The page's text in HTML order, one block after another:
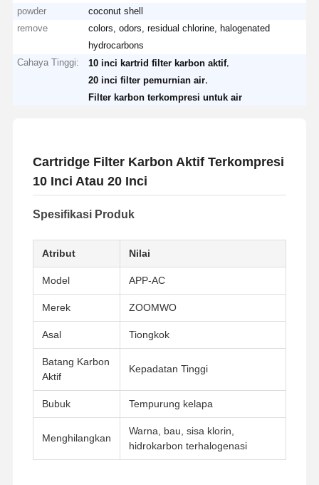
powder​​
coconut shell
remove
colors, odors, residual chlorine, halogenated
hydrocarbons
Cahaya Tinggi:
10 inci kartrid filter karbon aktif,
20 inci filter pemurnian air
Filter karbon terkompresi untuk air
Cartridge Filter Karbon Aktif Terkompresi
10 Inci Atau 20 Inci
Spesifikasi Produk
Atribut Nilai
Model APP-AC
Merek ZOOMWO
Asal Tiongkok
Batang Karbon
Aktif
Kepadatan Tinggi
Bubuk Tempurung kelapa
Menghilangkan
Warna, bau, sisa klorin,
hidrokarbon terhalogenasi